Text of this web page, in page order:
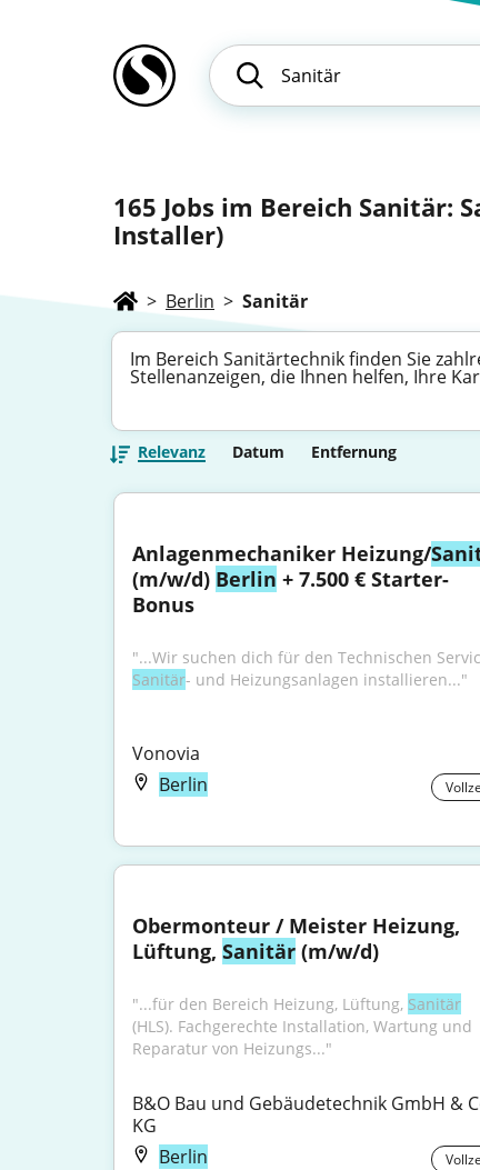
165 Jobs im Bereich Sanitär:
Installer)
> Berlin > Sanitär
Im Bereich Sanitärtechnik finden Sie
Stellenanzeigen, die Ihnen helfen, Ihre
Relevanz Datum Entfernung
Anlagenmechaniker Heizung/
(m/w/d) Berlin + 7.500 € Starter-
Bonus
Sanitär- und Heizungsanlagen installieren..."
Vonovia
Berlin
Obermonteur / Meister Heizung,
Lüftung, Sanitär (m/w/d)
"...für den Bereich Heizung, Lüftung, Sanitär
(HLS). Fachgerechte Installation, Wartung und
Reparatur von Heizungs..."
B&O Bau und Gebäudetechnik GmbH &
KG
Berlin